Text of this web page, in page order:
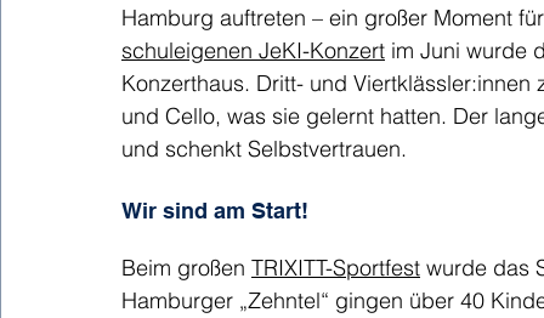
Hamburg auftreten – ein großer Moment
schuleigenen JeKI-Konzert im Juni wurde
Konzerthaus. Dritt- und
und Cello, was sie gelernt hatten. Der
und schenkt Selbstvertrauen.
Wir sind am Start!
Beim großen TRIXITT-Sportfest wurde das
Hamburger „Zehntel“ gingen über 40